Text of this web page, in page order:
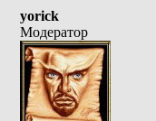
yorick
Модератор